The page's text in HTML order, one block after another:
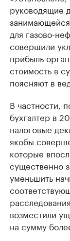
руководящие
для газово-
совершили
прибыль
стоимость в
поясняют в
В частности,
бухгалтер в
налоговые
якобы
которые
существенно
уменьшить
возместили
на сумму